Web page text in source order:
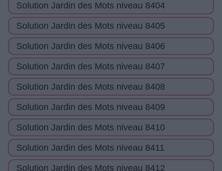
Solution Jardin des Mots niveau 8404
Solution Jardin des Mots niveau 8405
Solution Jardin des Mots niveau 8406
Solution Jardin des Mots niveau 8407
Solution Jardin des Mots niveau 8408
Solution Jardin des Mots niveau 8409
Solution Jardin des Mots niveau 8410
Solution Jardin des Mots niveau 8411
Solution Jardin des Mots niveau 8412